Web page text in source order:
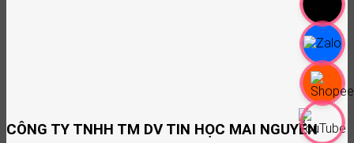
CÔNG TY TNHH TM DV TIN HỌC MAI NGUYỄN